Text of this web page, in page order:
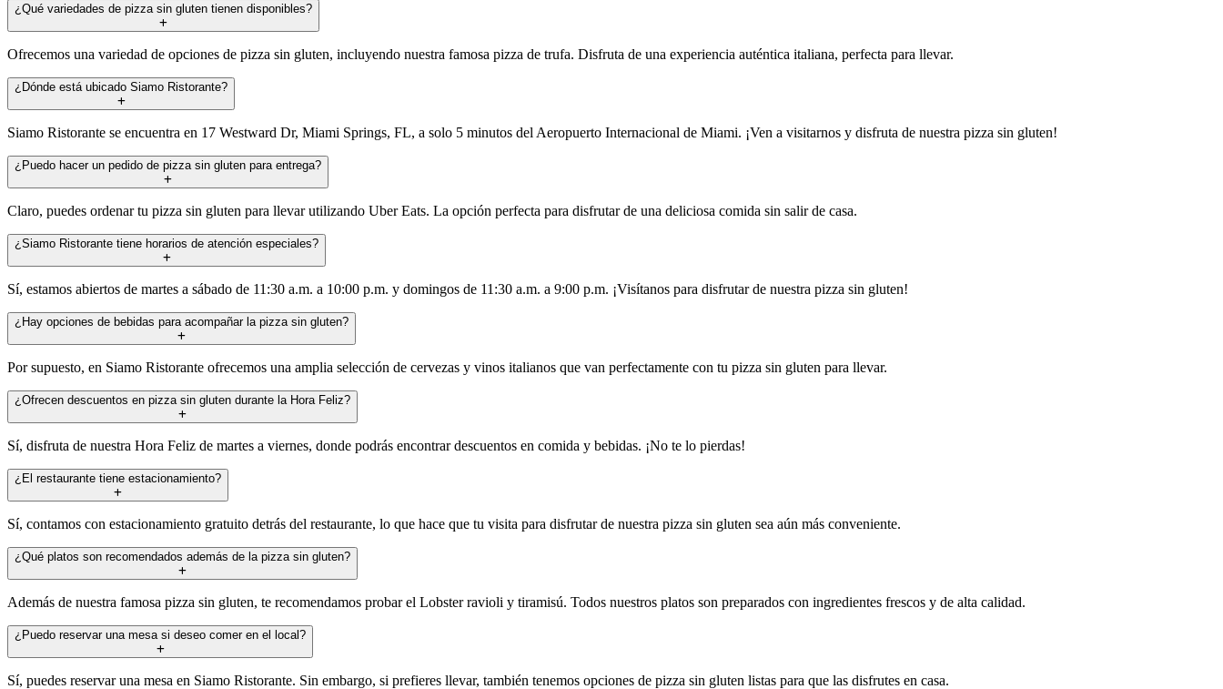
¿Qué variedades de pizza sin gluten tienen disponibles?
Ofrecemos una variedad de opciones de pizza sin gluten, incluyendo nuestra famosa pizza de trufa. Disfruta de una experiencia auténtica italiana, perfecta para llevar.
¿Dónde está ubicado Siamo Ristorante?
Siamo Ristorante se encuentra en 17 Westward Dr, Miami Springs, FL, a solo 5 minutos del Aeropuerto Internacional de Miami. ¡Ven a visitarnos y disfruta de nuestra pizza sin gluten!
¿Puedo hacer un pedido de pizza sin gluten para entrega?
Claro, puedes ordenar tu pizza sin gluten para llevar utilizando Uber Eats. La opción perfecta para disfrutar de una deliciosa comida sin salir de casa.
¿Siamo Ristorante tiene horarios de atención especiales?
Sí, estamos abiertos de martes a sábado de 11:30 a.m. a 10:00 p.m. y domingos de 11:30 a.m. a 9:00 p.m. ¡Visítanos para disfrutar de nuestra pizza sin gluten!
¿Hay opciones de bebidas para acompañar la pizza sin gluten?
Por supuesto, en Siamo Ristorante ofrecemos una amplia selección de cervezas y vinos italianos que van perfectamente con tu pizza sin gluten para llevar.
¿Ofrecen descuentos en pizza sin gluten durante la Hora Feliz?
Sí, disfruta de nuestra Hora Feliz de martes a viernes, donde podrás encontrar descuentos en comida y bebidas. ¡No te lo pierdas!
¿El restaurante tiene estacionamiento?
Sí, contamos con estacionamiento gratuito detrás del restaurante, lo que hace que tu visita para disfrutar de nuestra pizza sin gluten sea aún más conveniente.
¿Qué platos son recomendados además de la pizza sin gluten?
Además de nuestra famosa pizza sin gluten, te recomendamos probar el Lobster ravioli y tiramisú. Todos nuestros platos son preparados con ingredientes frescos y de alta calidad.
¿Puedo reservar una mesa si deseo comer en el local?
Sí, puedes reservar una mesa en Siamo Ristorante. Sin embargo, si prefieres llevar, también tenemos opciones de pizza sin gluten listas para que las disfrutes en casa.